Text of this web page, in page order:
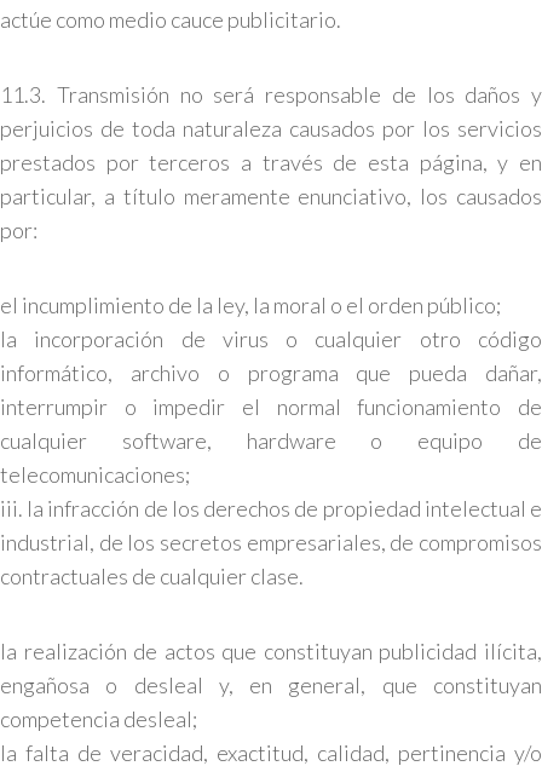
actúe como medio cauce publicitario.
11.3. Transmisión no será responsable de los daños y
perjuicios de toda naturaleza causados por los servicios
prestados por terceros a través de esta página, y en
particular, a título meramente enunciativo, los causados
por:
el incumplimiento de la ley, la moral o el orden público;
la incorporación de virus o cualquier otro código
informático, archivo o programa que pueda dañar,
interrumpir o impedir el normal funcionamiento de
cualquier software, hardware o equipo de
telecomunicaciones;
iii. la infracción de los derechos de propiedad intelectual e
industrial, de los secretos empresariales, de compromisos
contractuales de cualquier clase.
la realización de actos que constituyan publicidad ilícita,
engañosa o desleal y, en general, que constituyan
competencia desleal;
la falta de veracidad, exactitud, calidad, pertinencia y/o